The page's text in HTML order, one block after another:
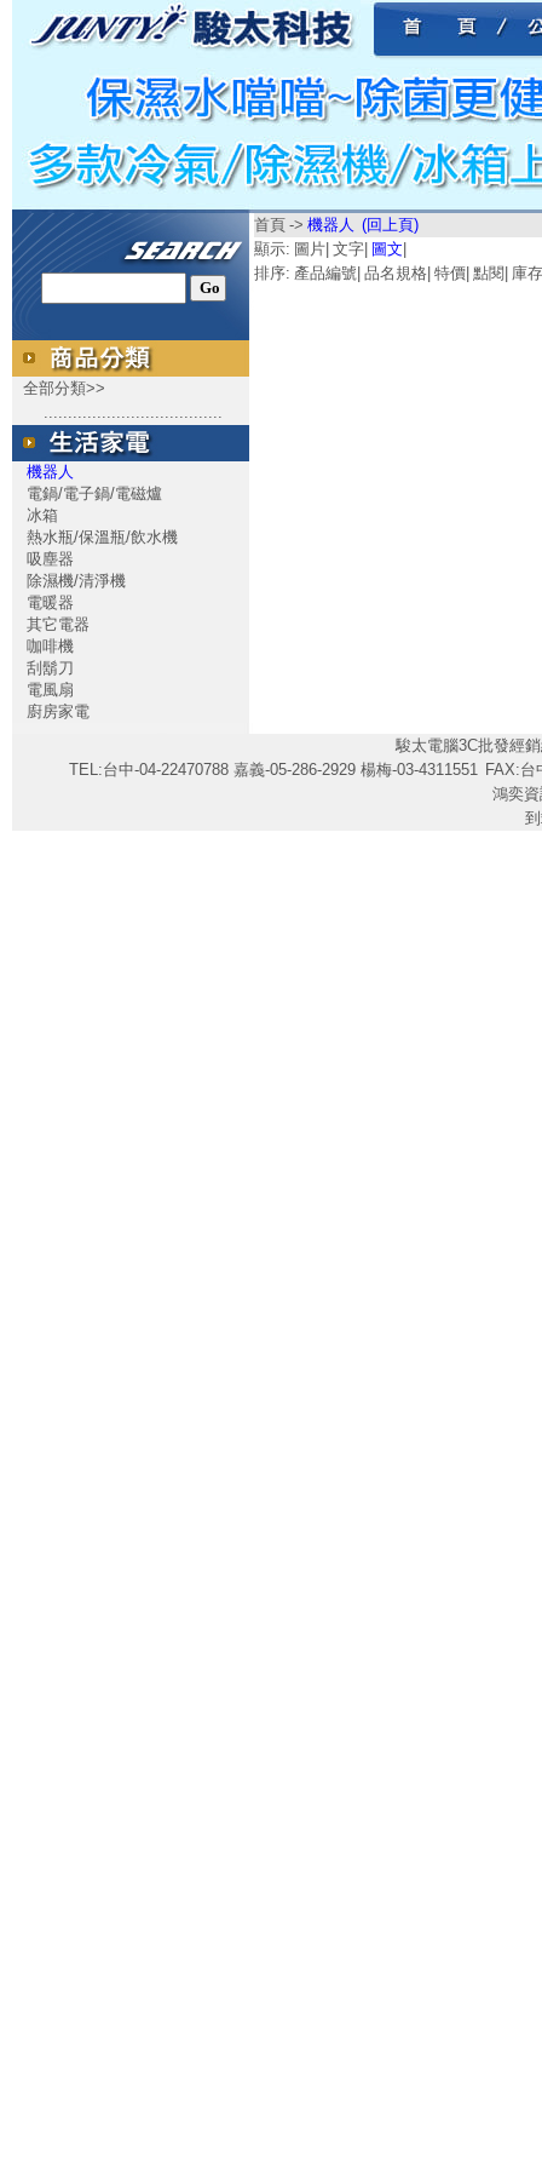
全部分類>>
.....................................
機器人
電鍋/電子鍋/電磁爐
冰箱
熱水瓶/保溫瓶/飲水機
吸塵器
除濕機/清淨機
電暖器
其它電器
咖啡機
刮鬍刀
電風扇
廚房家電
首頁 -> 機器人 (回上頁)
顯示: 圖片 文字 圖文
排序: 產品編號 品名規格 特價 點閱 庫
駿太電腦3C批發經
TEL:台中-04-22470788 嘉義-05-286-2929 楊梅-03-4311551 FAX:台
鴻奕